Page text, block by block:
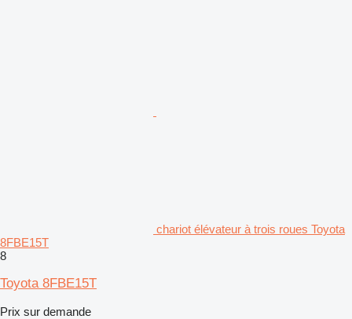
chariot élévateur à trois roues Toyota
8FBE15T
8
Toyota 8FBE15T
Prix sur demande